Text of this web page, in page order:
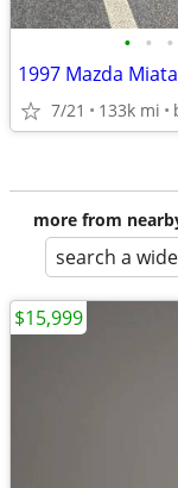
• • •
1997 Mazda Miata
7/21 133k mi
more from
search a
$15,999